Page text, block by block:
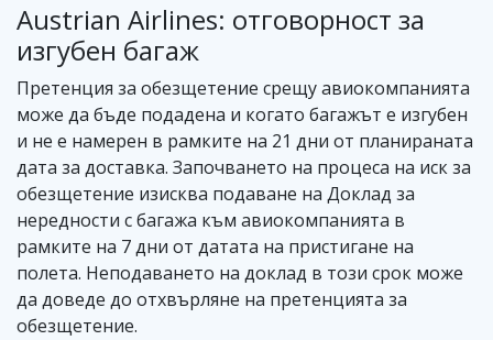
Austrian Airlines: отговорност за
изгубен багаж
Претенция за обезщетение срещу авиокомпанията
може да бъде подадена и когато багажът е изгубен
и не е намерен в рамките на 21 дни от планираната
дата за доставка. Започването на процеса на иск за
обезщетение изисква подаване на Доклад за
нередности с багажа към авиокомпанията в
рамките на 7 дни от датата на пристигане на
полета. Неподаването на доклад в този срок може
да доведе до отхвърляне на претенцията за
обезщетение.